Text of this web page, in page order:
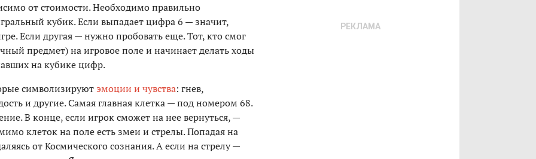
от стоимости. Необходимо правильно
кубик. Если выпадает цифра 6 — значит,
Если другая — нужно пробовать еще. Тот, кто смог
предмет) на игровое поле и начинает делать ходы
на кубике цифр.
символизируютэмоции и чувства: гнев,
и другие. Самая главная клетка — под номером 68.
В конце, если игрок сможет на нее вернуться, —
клеток на поле есть змеи и стрелы. Попадая на
от Космического сознания. А если на стрелу —